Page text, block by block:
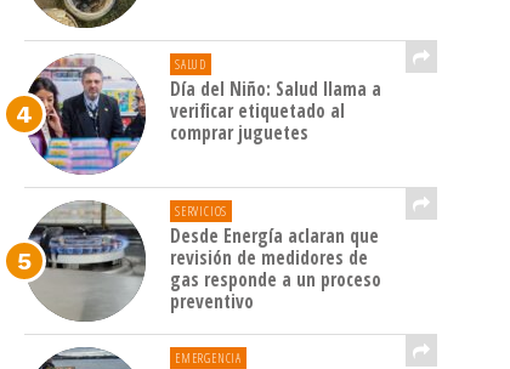
SALUD
Día del Niño: Salud llama a
verificar etiquetado al
comprar juguetes
SERVICIOS
Desde Energía aclaran que
revisión de medidores de
gas responde a un proceso
preventivo
EMERGENCIA